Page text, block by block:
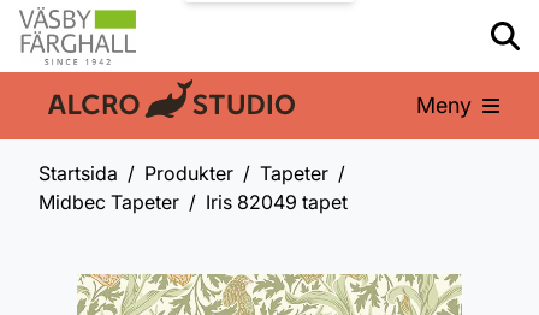
En del av: Meny
Startsida Produkter
Tapeter
Midbec Tapeter
Iris 82049 tapet